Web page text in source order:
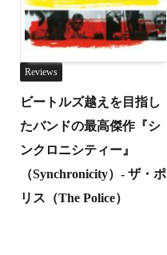
Reviews
ビートルズ越えを目指し
たバンドの最高傑作『シ
ンクロニシティー』
（Synchronicity）- ザ・ポ
リス（The Police）